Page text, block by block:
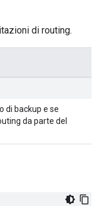
di routing.
di backup e se
da parte del